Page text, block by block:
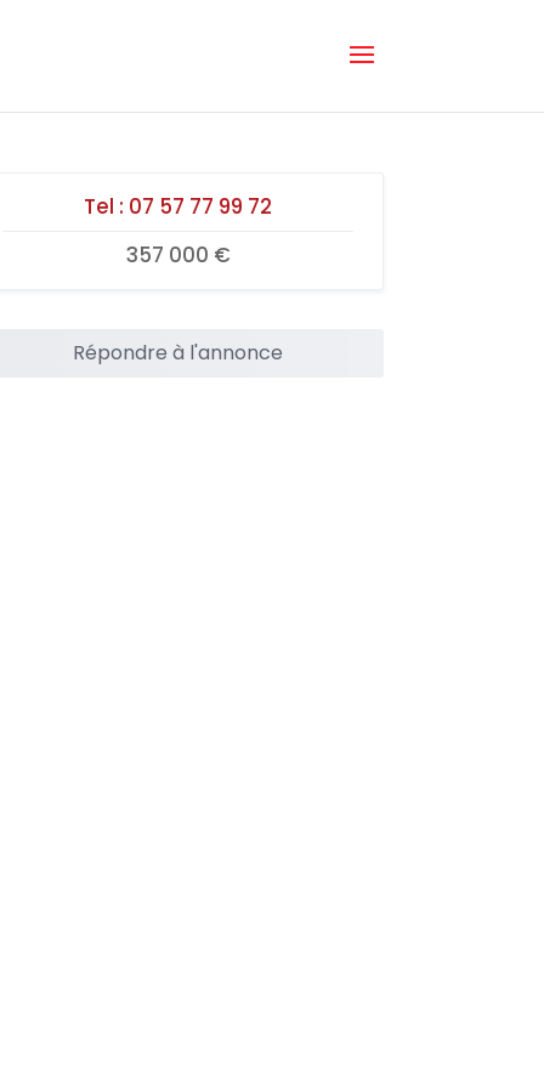
Tel : 07 57 77 99 72
357 000 €
Répondre à l'annonce